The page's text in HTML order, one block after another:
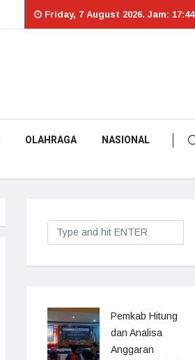
Friday, 7 August 2026. Jam: 17:44
OLAHRAGA NASIONAL
Pemkab Hitung
dan Analisa
Anggaran